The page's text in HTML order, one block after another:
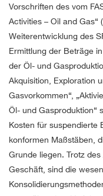
Vorschriften des vom
Activities – Oil and Gas“
Weiterentwicklung des
Ermittlung der Beträge
der Öl- und
Akquisition, Exploration
Gasvorkommen“,
Öl- und Gasproduktion“
Kosten für suspendierte
konformen Maßstäben,
Grunde liegen. Trotz
Geschäft, sind die